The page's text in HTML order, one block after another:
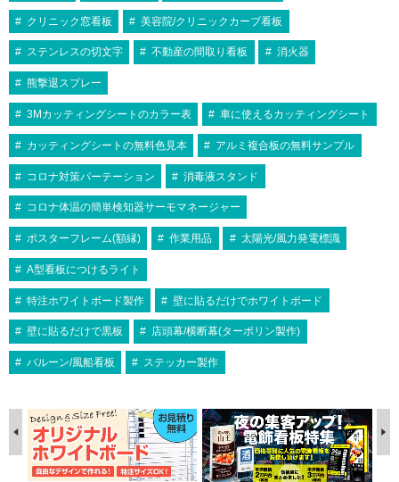
クリニック窓看板 美容院/クリニックカーブ看板
ステンレスの切文字 不動産の間取り看板 消火器
熊撃退スプレー
3Mカッティングシートのカラー表 車に使えるカッティングシート
カッティングシートの無料色見本 アルミ複合板の無料サンプル
コロナ対策パーテーション 消毒液スタンド
コロナ体温の簡単検知器サーモマネージャー
ポスターフレーム(額縁) 作業用品 太陽光/風力発電標識
A型看板につけるライト
特注ホワイトボード製作 壁に貼るだけでホワイトボード
壁に貼るだけで黒板 店頭幕/横断幕(ターポリン製作)
バルーン/風船看板 ステッカー製作